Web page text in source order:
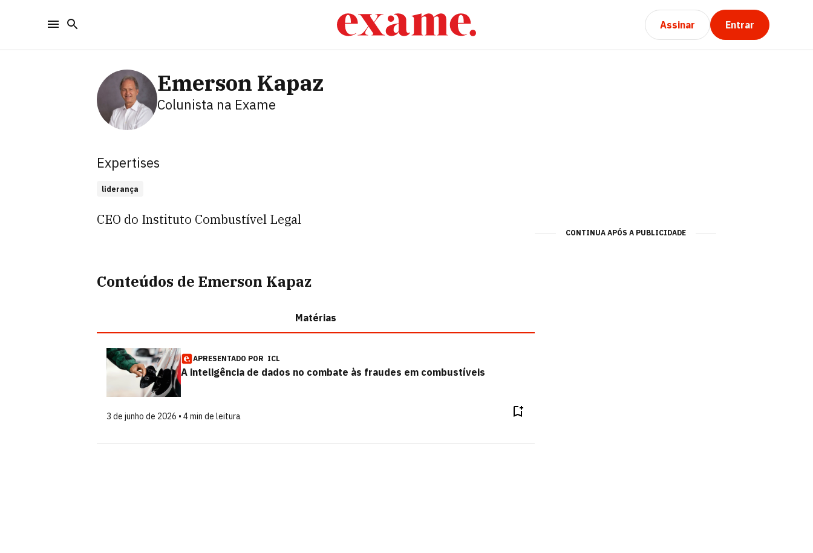
Assinar Entrar
Emerson Kapaz
Colunista na Exame
Expertises
liderança
CEO do Instituto Combustível Legal
Conteúdos de Emerson Kapaz
Matérias
APRESENTADO POR ICL
A inteligência de dados no combate às fraudes em combustíveis
3 de junho de 2026 • 4 min de leitura
CONTINUA APÓS A PUBLICIDADE